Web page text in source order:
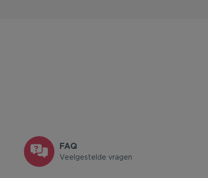
FAQ
Veelgestelde vragen